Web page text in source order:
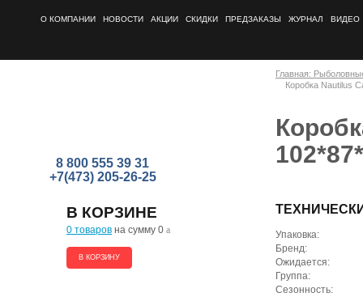
О КОМПАНИИ НОВОСТИ АКЦИИ СКИДКИ ПРЕДЗАКАЗЫ ЖУРНАЛ ВИДЕО
8 800 555 39 31
+7(473) 205-26-25
В КОРЗИНЕ
0 товаров на сумму 0 a
В КОРЗИНУ
Главная:
Коробка Nautilus
Упаковка:
Бренд:
Ожидается:
Группа:
Сезонность: